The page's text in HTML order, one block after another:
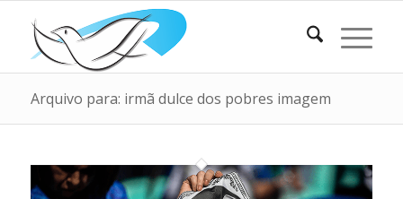
Arquivo para: irmã dulce dos pobres imagem